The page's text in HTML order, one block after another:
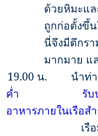
ด้วยหิมะแ
ถูกก่อตั้งขึ้
นี่จึงมีตึกร
มากมาย แ
19.00 น.
นำท่
ค่ำ
รั
อาหารภายในเรือส
เรื